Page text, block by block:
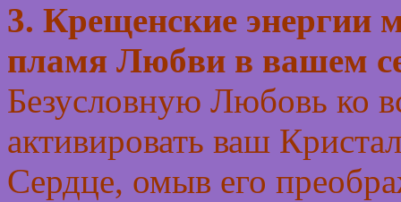
3. Крещенские энергии
пламя Любви в вашем
Безусловную Любовь ко
активировать ваш
Сердце, омыв его